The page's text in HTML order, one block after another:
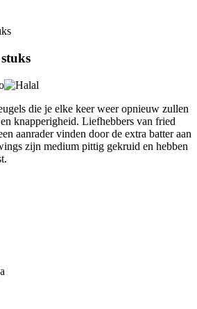
die je elke keer weer opnieuw zullen
knapperigheid. Liefhebbers van fried
aanrader vinden door de extra batter aan
zijn medium pittig gekruid en hebben